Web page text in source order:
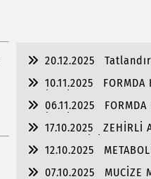
20.12.2025
10.11.2025
FORMDA
06.11.2025
17.10.2025
ZEHİRLİ
KORUNMAK İÇİN NE
12.10.2025
BAHARIN TADINI ÇIKAA
07.10.2025
MUCİZE